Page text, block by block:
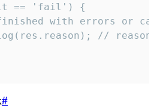
== 'fail') {
with errors or
//
#